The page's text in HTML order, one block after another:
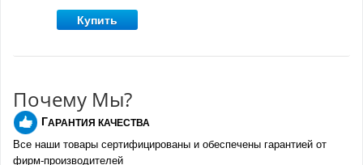
Купить
Почему Мы?
ГАРАНТИЯ КАЧЕСТВА
Все наши товары сертифицированы и обеспечены гарантией от
фирм-производителей